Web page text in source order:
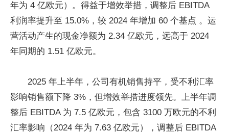
年为 4 亿欧元）。得益于增效举措，调整后 EBITDA
利润率提升至 15.0%，较 2024 年增加 60 个基点 。运
营活动产生的现金净额为 2.34 亿欧元，远高于 2024
年同期的 1.51 亿欧元。
2025 年上半年，公司有机销售持平，受不利汇率
影响销售额下降 3%，但增效举措进度领先。上半年调
整后 EBITDA 为 7.5 亿欧元，包含 3100 万欧元的不利
汇率影响（2024 年为 7.63 亿欧元），调整后 EBITDA